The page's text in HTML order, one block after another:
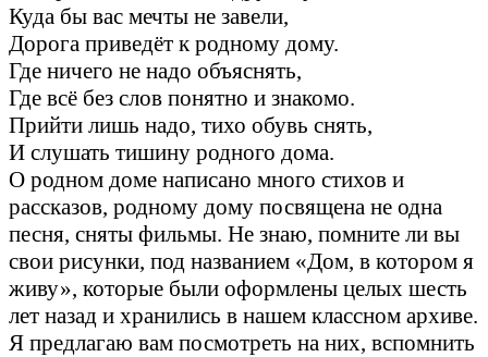
Куда бы вас мечты не завели,
Дорога приведёт к родному дому.
Где ничего не надо объяснять,
Где всё без слов понятно и знакомо.
Прийти лишь надо, тихо обувь снять,
И слушать тишину родного дома.
О родном доме написано много стихов и
рассказов, родному дому посвящена не одна
песня, сняты фильмы. Не знаю, помните ли вы
свои рисунки, под названием «Дом, в котором я
живу», которые были оформлены целых шесть
лет назад и хранились в нашем классном архиве.
Я предлагаю вам посмотреть на них, вспомнить